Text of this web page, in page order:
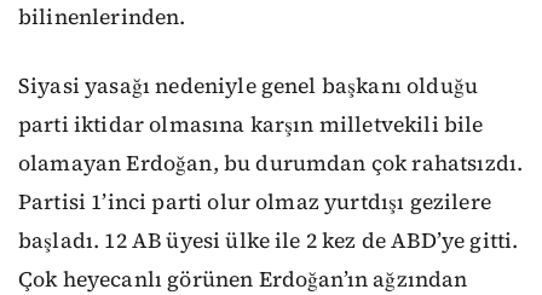
bilinenlerinden.
Siyasi yasağı nedeniyle genel başkanı olduğu
parti iktidar olmasına karşın milletvekili bile
olamayan Erdoğan, bu durumdan çok rahatsızdı.
Partisi 1’inci parti olur olmaz yurtdışı gezilere
başladı. 12 AB üyesi ülke ile 2 kez de ABD’ye gitti.
Çok heyecanlı görünen Erdoğan’ın ağzından